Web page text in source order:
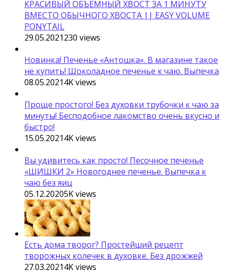
КРАСИВЫЙ ОБЪЕМНЫЙ ХВОСТ ЗА 1 МИНУТУ
ВМЕСТО ОБЫЧНОГО ХВОСТА || EASY VOLUME
PONYTAIL
29.05.2021230 views
Новинка! Печенье «Антошка». В магазине такое
не купить! Шоколадное печенье к чаю. Выпечка
08.05.20214Kviews
Проще простого! Без духовки трубочки к чаю за
минуты! Бесподобное лакомство очень вкусно и
быстро!
15.05.20214Kviews
Вы удивитесь как просто! Песочное печенье
«ШИШКИ 2» Новогоднее печенье. Выпечка к
чаю без яиц
05.12.20205Kviews
Есть дома творог? Простейший рецепт
творожных колечек в духовке. Без дрожжей
27.03.20214Kviews